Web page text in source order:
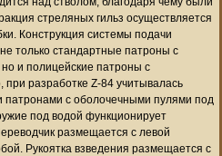
стреляных гильз осуществляется
Конструкция системы подачи
только стандартные патроны с
и полицейские патроны с
разработке Z-84 учитывалась
патронами с оболочечными пулями под
под водой функционирует
размещается с левой
Рукоятка взведения размещается с